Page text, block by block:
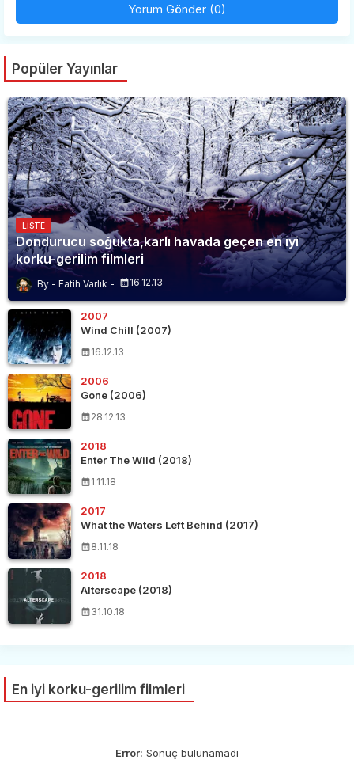
Yorum Gönder (0)
Popüler Yayınlar
LISTE
Dondurucu soğukta,karlı havada geçen en iyi
korku-gerilim filmleri
Fatih Varlık 16.12.13
2007
Wind Chill (2007)
16.12.13
2006
Gone (2006)
28.12.13
2018
Enter The Wild (2018)
1.11.18
2017
What the Waters Left Behind (2017)
8.11.18
2018
Alterscape (2018)
31.10.18
En iyi korku-gerilim filmleri
Error: Sonuç bulunamadı